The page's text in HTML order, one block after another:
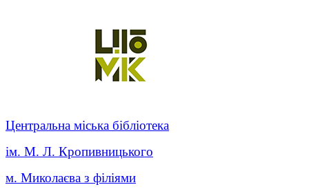
Центральна міська бібліотека
ім. М. Л. Кропивницького
м. Миколаєва з філіями